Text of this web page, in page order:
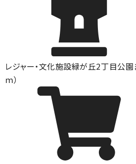
レジャー・文化施設緑が丘2丁目公園
ｍ）